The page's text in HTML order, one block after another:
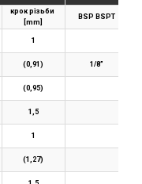
крок різьби
[mm]
BSP BSPT
1
(0,91) 1/8”
(0,95)
1,5
1
(1,27)